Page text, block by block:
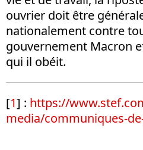
ouvrier doit être
nationalement contre
gouvernement Macron
qui il obéit.
[1] : https://
media/communiques-